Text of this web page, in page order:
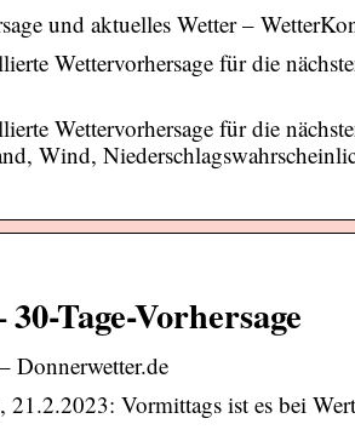
und aktuelles Wetter –
Wettervorhersage für die
Wettervorhersage für die
Wind,
Tage-Vorhersage
Donnerwetter.de
Vormittags ist es bei